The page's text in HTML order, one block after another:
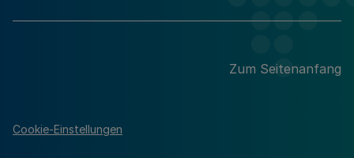
Zum Seitenanfang
Cookie-Einstellungen